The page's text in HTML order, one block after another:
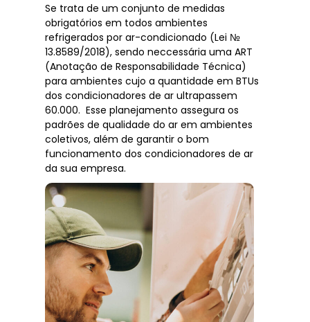
Se trata de um conjunto de medidas
obrigatórios em todos ambientes
refrigerados por ar-condicionado (Lei №
13.8589/2018), sendo neccessária uma ART
(Anotação de Responsabilidade Técnica)
para ambientes cujo a quantidade em BTUs
dos condicionadores de ar ultrapassem
60.000. Esse planejamento assegura os
padrões de qualidade do ar em ambientes
coletivos, além de garantir o bom
funcionamento dos condicionadores de ar
da sua empresa.